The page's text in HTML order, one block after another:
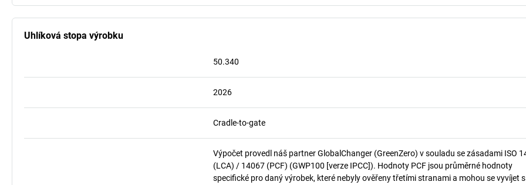
Uhlíková stopa výrobku
50.340
2026
Cradle-to-gate
Výpočet provedl náš partner GlobalChanger (GreenZero) v souladu se zásadami ISO
(LCA) / 14067 (PCF) (GWP100 [verze IPCC]). Hodnoty PCF jsou průměrné hodnoty
specifické pro daný výrobek, které nebyly ověřeny třetími stranami a mohou se vyvíjet